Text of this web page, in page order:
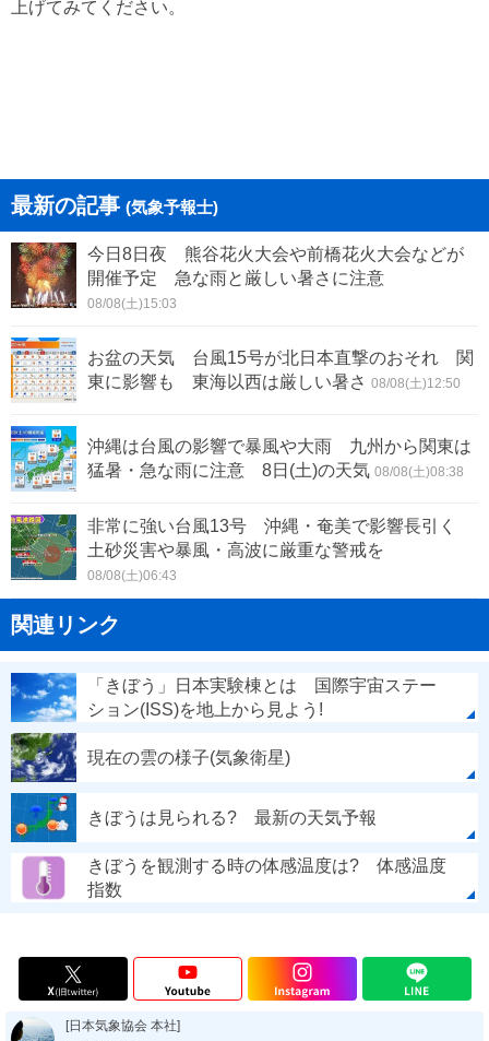
上げてみてください。
最新の記事 (気象予報士)
今日8日夜 熊谷花火大会や前橋花火大会などが
開催予定 急な雨と厳しい暑さに注意
08/08(土)15:03
お盆の天気 台風15号が北日本直撃のおそれ 関
東に影響も 東海以西は厳しい暑さ 08/08(土)12:50
沖縄は台風の影響で暴風や大雨 九州から関東は
猛暑・急な雨に注意 8日(土)の天気 08/08(土)08:38
非常に強い台風13号 沖縄・奄美で影響長引く
土砂災害や暴風・高波に厳重な警戒を
08/08(土)06:43
関連リンク
「きぼう」日本実験棟とは 国際宇宙ステー
ション(ISS)を地上から見よう!
現在の雲の様子(気象衛星)
きぼうは見られる? 最新の天気予報
きぼうを観測する時の体感温度は? 体感温度
指数
[日本気象協会 本社]